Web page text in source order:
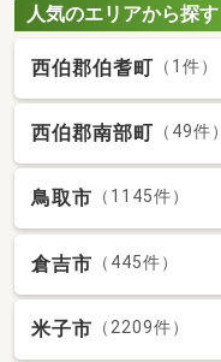
人気のエリアから探す
西伯郡伯耆町 （1件）
西伯郡南部町 （49件）
鳥取市 （1145件）
倉吉市 （445件）
米子市 （2209件）